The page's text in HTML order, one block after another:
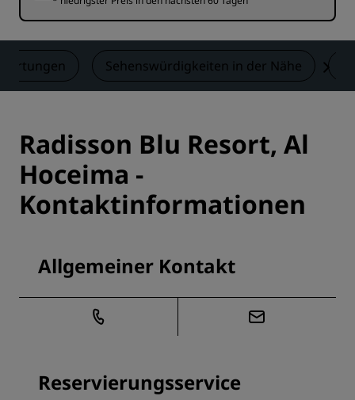
Sehenswürdigkeiten in der Nähe
Radisson Blu Resort, Al
Hoceima -
Kontaktinformationen
Allgemeiner Kontakt
Reservierungsservice